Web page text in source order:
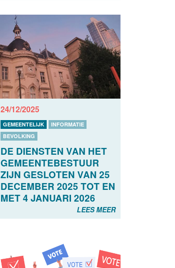
24/12/2025
GEMEENTELIJK
INFORMATIE
BEVOLKING
DE DIENSTEN VAN HET
GEMEENTEBESTUUR
ZIJN GESLOTEN VAN 25
DECEMBER 2025 TOT EN
MET 4 JANUARI 2026
LEES MEER